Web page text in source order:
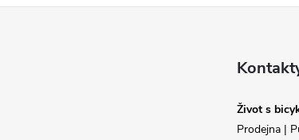
Život s
Prodejna |